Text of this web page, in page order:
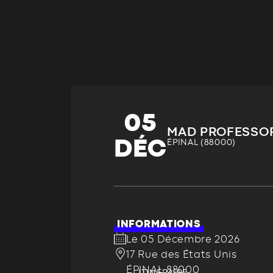
05
DÉC
MAD
ÉPINAL (88000)
INFORMATIONS
Le 05 Décembre 2026
17 Rue des États Unis
ÉPINAL 88000